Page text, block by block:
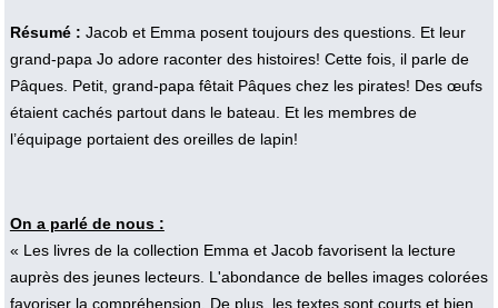
Résumé : Jacob et Emma posent toujours des questions. Et leur
grand-papa Jo adore raconter des histoires! Cette fois, il parle de
Pâques. Petit, grand-papa fêtait Pâques chez les pirates! Des œufs
étaient cachés partout dans le bateau. Et les membres de
l’équipage portaient des oreilles de lapin!
On a parlé de nous :
« Les livres de la collection Emma et Jacob favorisent la lecture
auprès des jeunes lecteurs. L'abondance de belles images colorées
favoriser la compréhension. De plus, les textes sont courts et bien